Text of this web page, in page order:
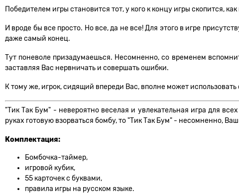
Победителем игры становится тот, у кого к концу игры скопится,
И вроде бы все просто. Но все, да не все! Для этого в игре
даже самый конец.
Тут поневоле призадумаешься. Несомненно, со временем
заставляя Вас нервничать и совершать ошибки.
К тому же, игрок, сидящий впереди Вас, вполне может
"Тик Так Бум" - невероятно веселая и увлекательная игра для
руках готовую взорваться бомбу, то "Тик Так Бум" - несомненно,
Комплектация:
Бомбочка-таймер,
игровой кубик,
55 карточек с буквами,
правила игры на русском языке.